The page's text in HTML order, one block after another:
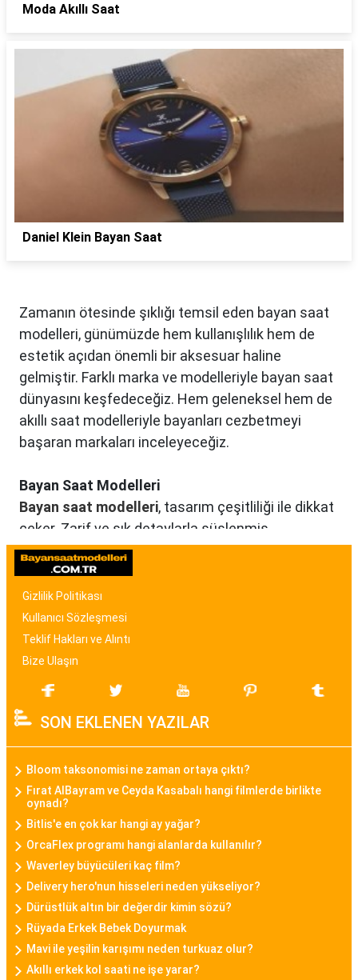
Moda Akıllı Saat
Daniel Klein Bayan Saat
Zamanın ötesinde şıklığı temsil eden bayan saat
modelleri, günümüzde hem kullanışlılık hem de
estetik açıdan önemli bir aksesuar haline
gelmiştir. Farklı marka ve modelleriyle bayan saat
dünyasını keşfedeceğiz. Hem geleneksel hem de
akıllı saat modelleriyle bayanları cezbetmeyi
başaran markaları inceleyeceğiz.
Bayan Saat Modelleri
Bayan saat modelleri, tasarım çeşitliliği ile dikkat
çeker. Zarif ve şık detaylarla süslenmiş
modellerden, spor ve günlük kullanıma uygun
olanlara kadar birçok seçenek mevcuttur. Renk,
malzeme ve tasarım özellikleriyle bayan saat
modelleri, kullanıcıların tarzına uygun seçenekler
sunar.
Teknolojinin gelişimi ile birlikte bayan akıllı saat
modelleri de popülerlik kazanmıştır. Bu modeller,
sadece zamanı göstermekle kalmayıp, fitness
takibi, çağrı bildirimleri, müzik kontrolü gibi
fonksiyonları da içinde barındırarak günümüz
kadınının aktif yaşam tarzına uygun bir seçenek
sunar.
Daniel Klein Bayan Saat
Daniel Klein, şıklık ve kaliteyi bir araya getiren
bayan saat modelleriyle bilinen bir markadır.
Minimalist tasarımları, zarif detayları ve kaliteli
malzemeleriyle Daniel Klein bayan saatleri,
Gizlilik Politikası
Kullanıcı Sözleşmesi
Teklif Hakları ve Alıntı
Bize Ulaşın
SON EKLENEN YAZILAR
Bloom taksonomisi ne zaman ortaya çıktı?
Fırat AlBayram ve Ceyda Kasabalı hangi filmlerde birlikte
oynadı?
Bitlis'e en çok kar hangi ay yağar?
OrcaFlex programı hangi alanlarda kullanılır?
Waverley büyücüleri kaç film?
Delivery hero'nun hisseleri neden yükseliyor?
Dürüstlük altın bir değerdir kimin sözü?
Rüyada Erkek Bebek Doyurmak
Mavi ile yeşilin karışımı neden turkuaz olur?
Akıllı erkek kol saati ne işe yarar?